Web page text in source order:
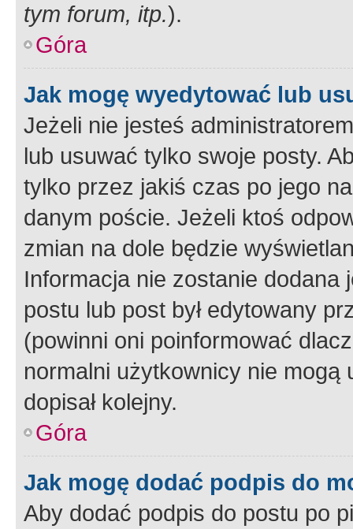
tym forum, itp.).
Góra
Jak mogę wyedytować lub
Jeżeli nie jesteś
lub usuwać tylko swoje posty.
tylko przez jakiś czas po jego
danym poście. Jeżeli ktoś
zmian na dole będzie
Informacja nie zostanie dodana
postu lub post był edytowany
(powinni oni poinformować
normalni użytkownicy nie
dopisał kolejny.
Góra
Jak mogę dodać podpis do
Aby dodać podpis do postu po